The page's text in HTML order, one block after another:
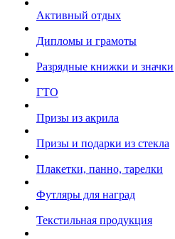
Активный отдых
Дипломы и грамоты
Разрядные книжки и значки
ГТО
Призы из акрила
Призы и подарки из стекла
Плакетки, панно, тарелки
Футляры для наград
Текстильная продукция